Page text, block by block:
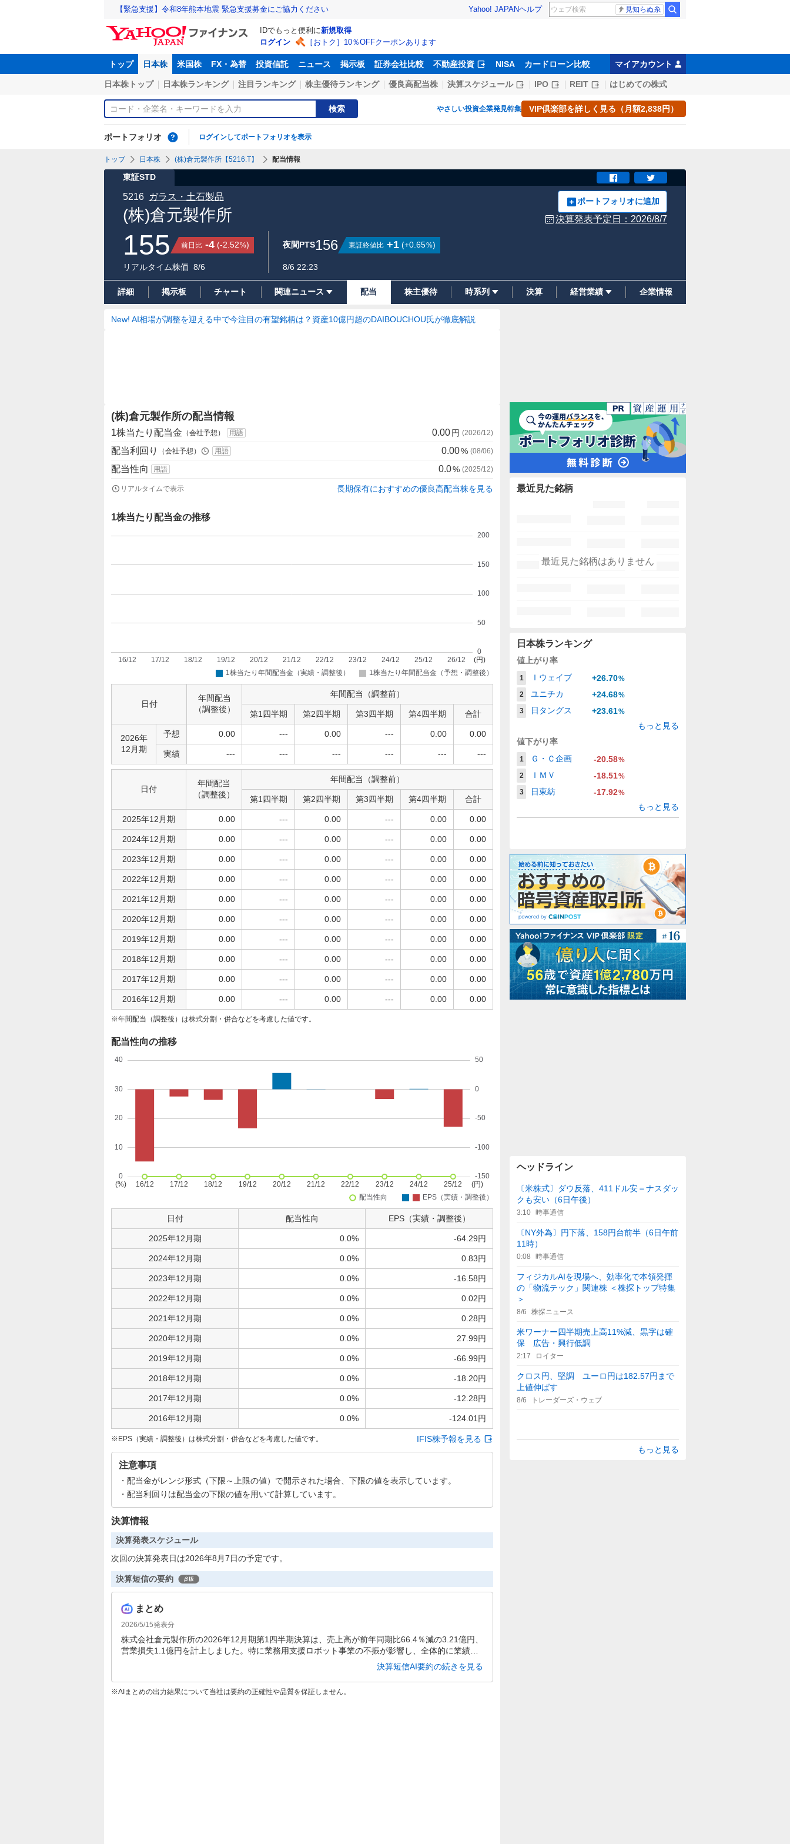
【緊急支援】令和8年熊本地震 緊急支援募金にご協力ください Yahoo! JAPANヘルプ 見知らぬ糸
IDでもっと便利に新規取得
ログイン
［おトク］10％OFFクーポンあります
トップ 日本株 米国株 FX・為替 投資信託 ニュース 掲示板 証券会社比較 不動産投資 NISA カードローン比較 マイアカウント
日本株トップ 日本株ランキング 注目ランキング 株主優待ランキング 優良高配当株 決算スケジュール IPO REIT はじめての株式
検索 やさしい投資企業発見特集 VIP倶楽部を詳しく見る（月額2,838円）
ポートフォリオ ログインしてポートフォリオを表示
トップ 日本株 (株)倉元製作所【5216.T】 配当情報
東証STD
(株)倉元製作所
5216 ガラス・土石製品 ポートフォリオに追加
決算発表予定日： 2026/8/7
155 前日比 -4 (-2.52%)
リアルタイム株価 8/6
夜間PTS156 東証終値比 +1 (+0.65%)
8/6 22:23
詳細 掲示板 チャート 関連ニュース 配当 株主優待 時系列 決算 経営業績 企業情報
New! AI相場が調整を迎える中で今注目の有望銘柄は？資産10億円超のDAIBOUCHOU氏が徹底解説
(株)倉元製作所の配当情報
1株当たり配当金 （会社予想） 用語 0.00円 (2026/12)
配当利回り （会社予想） 用語 0.00% (08/06)
配当性向 用語 0.0% (2025/12)
リアルタイムで表示 長期保有におすすめの優良高配当株を見る
1株当たり配当金の推移
日付
年間配当
（調整後）
年間配当（調整前）
第1四半期 第2四半期 第3四半期 第4四半期 合計
2026年
12月期
予想 0.00 --- 0.00 --- 0.00 0.00
実績 --- --- --- --- --- ---
日付
年間配当
（調整後）
年間配当（調整前）
第1四半期 第2四半期 第3四半期 第4四半期 合計
2025年12月期 0.00 --- 0.00 --- 0.00 0.00
2024年12月期 0.00 --- 0.00 --- 0.00 0.00
2023年12月期 0.00 --- 0.00 --- 0.00 0.00
2022年12月期 0.00 --- 0.00 --- 0.00 0.00
2021年12月期 0.00 --- 0.00 --- 0.00 0.00
2020年12月期 0.00 --- 0.00 --- 0.00 0.00
2019年12月期 0.00 --- 0.00 --- 0.00 0.00
2018年12月期 0.00 --- 0.00 --- 0.00 0.00
2017年12月期 0.00 --- 0.00 --- 0.00 0.00
2016年12月期 0.00 --- 0.00 --- 0.00 0.00
年間配当（調整後）は株式分割・併合などを考慮した値です。
配当性向の推移
日付 配当性向 EPS（実績・調整後）
2025年12月期 0.0% -64.29円
2024年12月期 0.0% 0.83円
2023年12月期 0.0% -16.58円
2022年12月期 0.0% 0.02円
2021年12月期 0.0% 0.28円
2020年12月期 0.0% 27.99円
2019年12月期 0.0% -66.99円
2018年12月期 0.0% -18.20円
2017年12月期 0.0% -12.28円
2016年12月期 0.0% -124.01円
EPS（実績・調整後）は株式分割・併合などを考慮した値です。 IFIS株予報を見る
注意事項
配当金がレンジ形式（下限～上限の値）で開示された場合、下限の値を表示しています。
配当利回りは配当金の下限の値を用いて計算しています。
決算情報
決算発表スケジュール
次回の決算発表日は2026年8月7日の予定です。
決算短信の要約
まとめ
2026/5/15発表分
株式会社倉元製作所の2026年12月期第1四半期決算は、売上高が前年同期比66.4％減の3.21億円、
営業損失1.1億円を計上しました。特に業務用支援ロボット事業の不振が影響し、全体的に業績が
悪化しています。財務面では短期借入金の増加により負債が増加し、自己資本比率が低下していま
決算短信AI要約の続きを見る
AIまとめの出力結果について当社は要約の正確性や品質を保証しません。
最近見た銘柄
最近見た銘柄はありません
日本株ランキング
値上がり率
1 Ｉウェイブ +26.70%
2
ユニチカ +24.68%
3
日タングス +23.61%
もっと見る
値下がり率
1 Ｇ・Ｃ企画 -20.58%
2
ＩＭＶ -18.51%
3
日東紡 -17.92%
もっと見る
ヘッドライン
〔米株式〕ダウ反落、411ドル安＝ナスダッ
クも安い（6日午後）
3:10 時事通信
〔NY外為〕円下落、158円台前半（6日午前
11時）
0:08 時事通信
フィジカルAIを現場へ、効率化で本領発揮
の「物流テック」関連株 ＜株探トップ特集
＞
8/6 株探ニュース
米ワーナー四半期売上高11%減、黒字は確
保 広告・興行低調
2:17 ロイター
クロス円、堅調 ユーロ円は182.57円まで
上値伸ばす
8/6 トレーダーズ・ウェブ
もっと見る